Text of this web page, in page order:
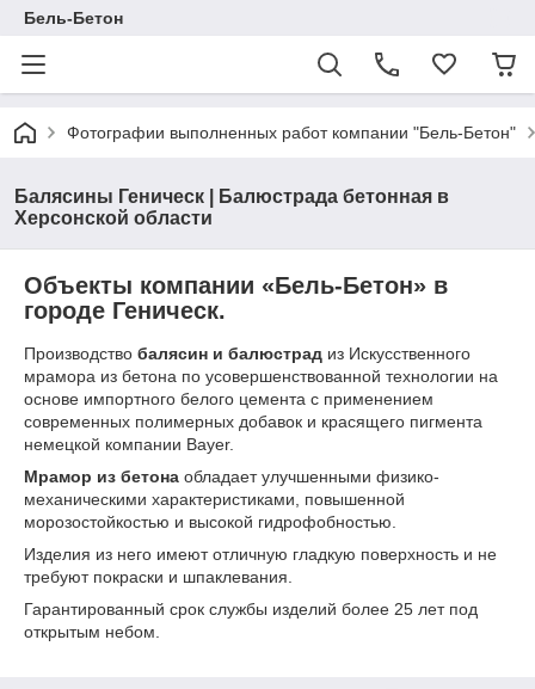
Бель-Бетон
Фотографии выполненных работ компании "Бель-Бетон"
Балясины Геническ | Балюстрада бетонная в
Херсонской области
Объекты компании «Бель-Бетон» в
городе Геническ.
Производство балясин и балюстрад из Искусственного
мрамора из бетона по усовершенствованной технологии на
основе импортного белого цемента с применением
современных полимерных добавок и красящего пигмента
немецкой компании Bayer.
Мрамор из бетона обладает улучшенными физико-
механическими характеристиками, повышенной
морозостойкостью и высокой гидрофобностью.
Изделия из него имеют отличную гладкую поверхность и не
требуют покраски и шпаклевания.
Гарантированный срок службы изделий более 25 лет под
открытым небом.